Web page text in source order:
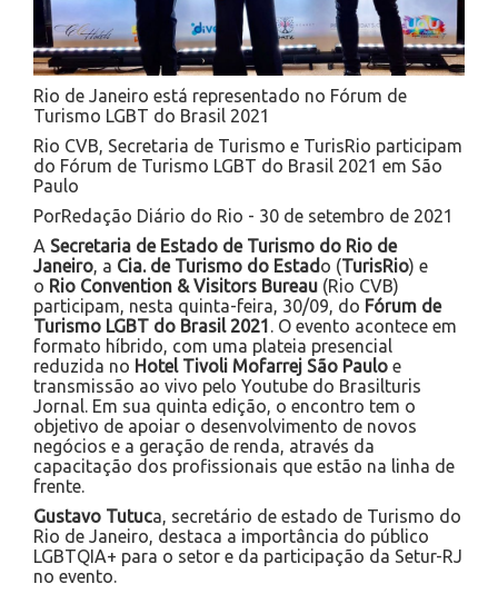
Rio de Janeiro está representado no Fórum de
Turismo LGBT do Brasil 2021
Rio CVB, Secretaria de Turismo e TurisRio participam
do Fórum de Turismo LGBT do Brasil 2021 em São
Paulo
PorRedação Diário do Rio - 30 de setembro de 2021
A Secretaria de Estado de Turismo do Rio de
Janeiro, a Cia. de Turismo do Estad o (TurisRio) e
o Rio Convention & Visitors Bureau (Rio CVB)
participam, nesta quinta-feira, 30/09, do Fórum de
Turismo LGBT do Brasil 2021 . O evento acontece em
formato híbrido, com uma plateia presencial
reduzida no Hotel Tivoli Mofarrej São Paulo e
transmissão ao vivo pelo Youtube do Brasilturis
Jornal. Em sua quinta edição, o encontro tem o
objetivo de apoiar o desenvolvimento de novos
negócios e a geração de renda, através da
capacitação dos profissionais que estão na linha de
frente.
Gustavo Tutuca, secretário de estado de Turismo do
Rio de Janeiro, destaca a importância do público
LGBTQIA+ para o setor e da participação da Setur-RJ
no evento.